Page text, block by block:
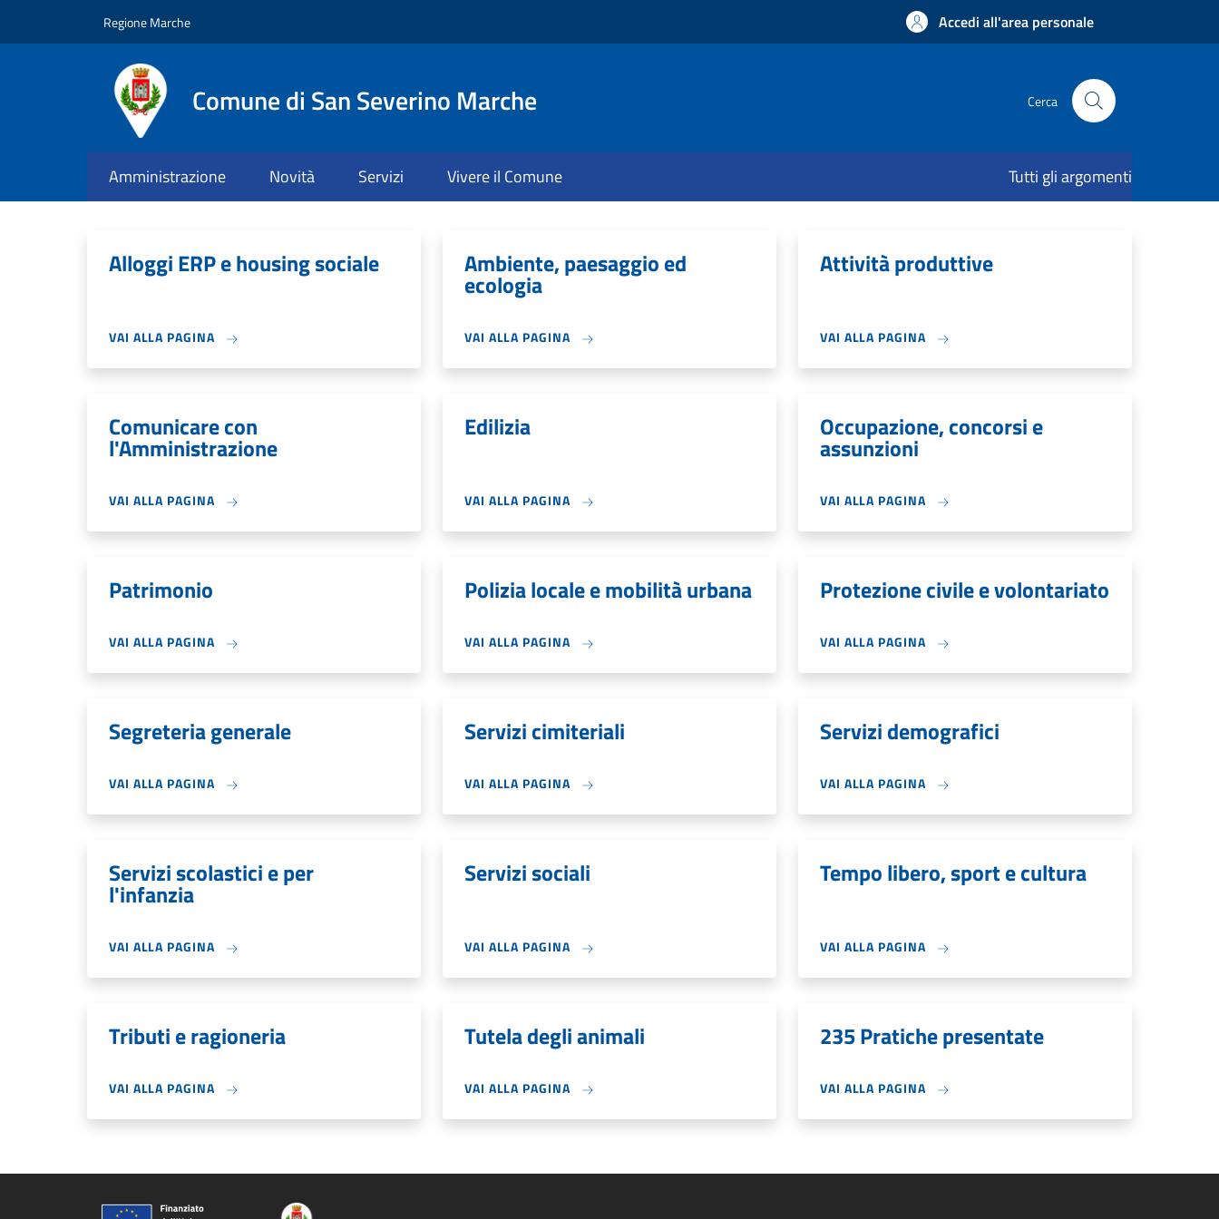
Regione Marche Accedi all'area personale
Comune di San Severino Marche Cerca
Amministrazione Novità Servizi Vivere il Comune Tutti gli argomenti
Alloggi ERP e housing sociale
VAI ALLA PAGINA
Ambiente, paesaggio ed
ecologia
VAI ALLA PAGINA
Attività produttive
VAI ALLA PAGINA
Comunicare con
l'Amministrazione
VAI ALLA PAGINA
Edilizia
VAI ALLA PAGINA
Occupazione, concorsi e
assunzioni
VAI ALLA PAGINA
Patrimonio
VAI ALLA PAGINA
Polizia locale e mobilità urbana
VAI ALLA PAGINA
Protezione civile e volontariato
VAI ALLA PAGINA
Segreteria generale
VAI ALLA PAGINA
Servizi cimiteriali
VAI ALLA PAGINA
Servizi demografici
VAI ALLA PAGINA
Servizi scolastici e per
l'infanzia
VAI ALLA PAGINA
Servizi sociali
VAI ALLA PAGINA
Tempo libero, sport e cultura
VAI ALLA PAGINA
Tributi e ragioneria
VAI ALLA PAGINA
Tutela degli animali
VAI ALLA PAGINA
235 Pratiche presentate
VAI ALLA PAGINA